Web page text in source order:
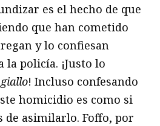
es el hecho de que
que han cometido
y lo confiesan
policía. ¡Justo lo
giallo! Incluso confesando
homicidio es como si
de asimilarlo. Foffo, por